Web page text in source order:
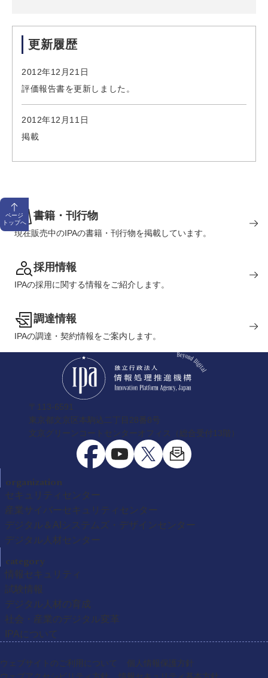
更新履歴
2012年12月21日
評価報告書を更新しました。
2012年12月11日
掲載
ページ
トップへ
書籍・刊行物
現在販売中のIPAの書籍・刊行物を掲載しています。
採用情報
IPAの採用に関する情報をご紹介します。
調達情報
IPAの調達・契約情報をご案内します。
〒113-6591
東京都文京区本駒込二丁目28番8号
文京グリーンコートセンターオフィス（総合受付13階）
organization
セキュリティセンター
産業サイバーセキュリティセンター
デジタル＆AIシステムズ・デザインセンター
デジタル人材センター
category
情報セキュリティ
試験情報
デジタル人材の育成
社会・産業のデジタル変革
IPAについて
ウェブサイトのご利用について
個人情報保護方針